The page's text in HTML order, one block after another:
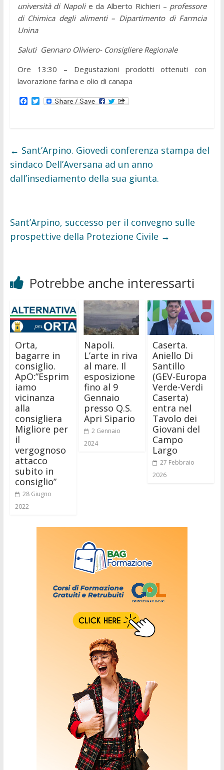
università di Napoli e da Alberto Richieri – professore
di Chimica degli alimenti – Dipartimento di Farmcia
Unina
Saluti Gennaro Oliviero- Consigliere Regionale
Ore 13:30 – Degustazioni prodotti ottenuti con
lavorazione farina e olio di canapa
F
o
k
T
r
← Sant’Arpino. Giovedì conferenza stampa del
sindaco Dell’Aversana ad un anno
dall’insediamento della sua giunta.
Sant’Arpino, successo per il convegno sulle
prospettive della Protezione Civile →
Potrebbe anche interessarti
Orta,
bagarre in
consiglio.
ApO:”Esprim
iamo
vicinanza
alla
consigliera
Migliore per
il
vergognoso
attacco
subito in
consiglio”
28 Giugno
2022
Napoli.
L’arte in riva
al mare. Il
esposizione
fino al 9
Gennaio
presso Q.S.
Apri Sipario
2 Gennaio
2024
Caserta.
Aniello Di
Santillo
(GEV-Europa
Verde-Verdi
Caserta)
entra nel
Tavolo dei
Giovani del
Campo
Largo
27 Febbraio
2026